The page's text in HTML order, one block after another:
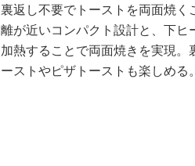
裏返し不要でトーストを両面焼く
離が近いコンパクト設計と、下ヒ
加熱することで両面焼きを実現。
ーストやピザトーストも楽しめる。